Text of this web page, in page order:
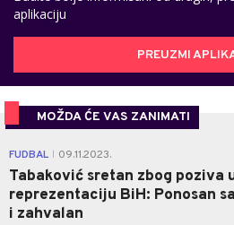
aplikaciju
PREUZMI
MOŽDA ĆE VAS ZANIMATI
FUDBAL 09.11.2023.
Tabaković sretan zbog poziva
reprezentaciju BiH: Ponosan
i zahvalan